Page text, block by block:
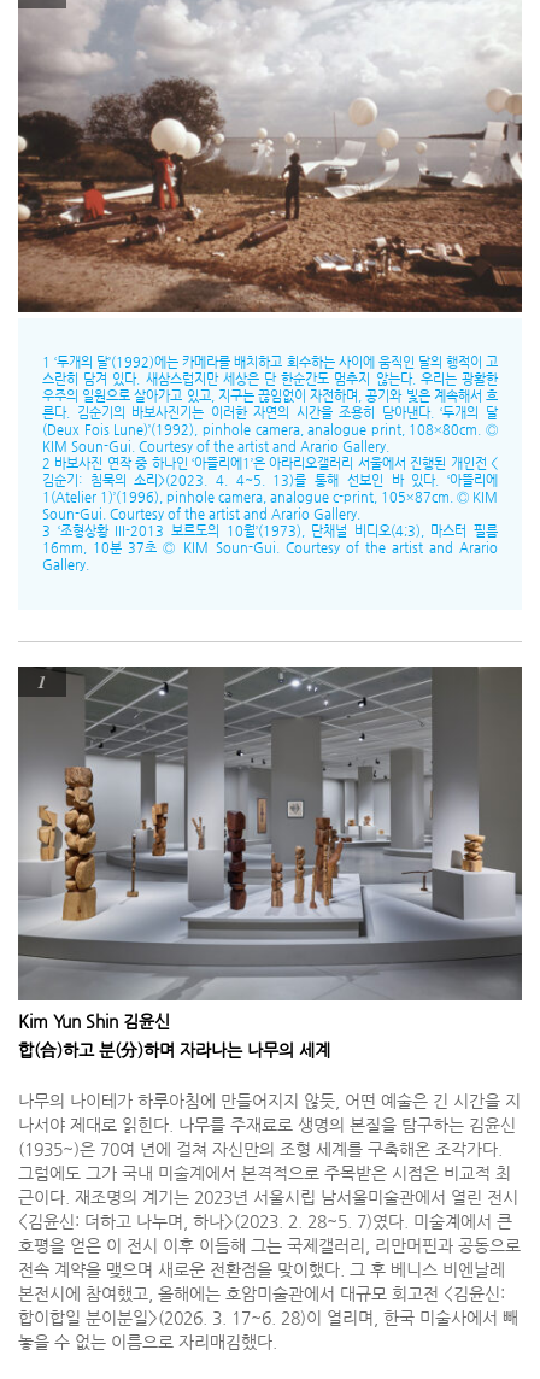
1 ‘두개의 달’(1992)에는 카메라를 배치하고 회수하는 사이에 움직인 달의 행적이 고
스란히 담겨 있다. 새삼스럽지만 세상은 단 한순간도 멈추지 않는다. 우리는 광활한
우주의 일원으로 살아가고 있고, 지구는 끊임없이 자전하며, 공기와 빛은 계속해서 흐
른다. 김순기의 바보사진기는 이러한 자연의 시간을 조용히 담아낸다. ‘두개의 달
(Deux Fois Lune)’(1992), pinhole camera, analogue print, 108×80cm. Ⓒ
KIM Soun-Gui. Courtesy of the artist and Arario Gallery.
2 바보사진 연작 중 하나인 ‘아뜰리에1’은 아라리오갤러리 서울에서 진행된 개인전 <
김순기: 침묵의 소리>(2023. 4. 4~5. 13)를 통해 선보인 바 있다. ‘아뜰리에
1(Atelier 1)’(1996), pinhole camera, analogue c-print, 105×87cm. Ⓒ KIM
Soun-Gui. Courtesy of the artist and Arario Gallery.
3 ‘조형상황 III-2013 보르도의 10월’(1973), 단채널 비디오(4;3), 마스터 필름
16mm, 10분 37초 Ⓒ KIM Soun-Gui. Courtesy of the artist and Arario
Gallery.
1
Kim Yun Shin 김윤신
합(合)하고 분(分)하며 자라나는 나무의 세계
나무의 나이테가 하루아침에 만들어지지 않듯, 어떤 예술은 긴 시간을 지
나서야 제대로 읽힌다. 나무를 주재료로 생명의 본질을 탐구하는 김윤신
(1935~)은 70여 년에 걸쳐 자신만의 조형 세계를 구축해온 조각가다.
그럼에도 그가 국내 미술계에서 본격적으로 주목받은 시점은 비교적 최
근이다. 재조명의 계기는 2023년 서울시립 남서울미술관에서 열린 전시
<김윤신: 더하고 나누며, 하나>(2023. 2. 28~5. 7)였다. 미술계에서 큰
호평을 얻은 이 전시 이후 이듬해 그는 국제갤러리, 리만머핀과 공동으로
전속 계약을 맺으며 새로운 전환점을 맞이했다. 그 후 베니스 비엔날레
본전시에 참여했고, 올해에는 호암미술관에서 대규모 회고전 <김윤신:
합이합일 분이분일>(2026. 3. 17~6. 28)이 열리며, 한국 미술사에서 빼
놓을 수 없는 이름으로 자리매김했다.